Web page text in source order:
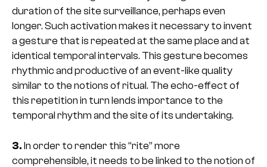
duration of the site surveillance, perhaps even
longer. Such activation makes it necessary to invent
a gesture that is repeated at the same place and at
identical temporal intervals. This gesture becomes
rhythmic and productive of an event-like quality
similar to the notions of ritual. The echo-effect of
this repetition in turn lends importance to the
temporal rhythm and the site of its undertaking.
3. In order to render this “rite” more
comprehensible, it needs to be linked to the notion of